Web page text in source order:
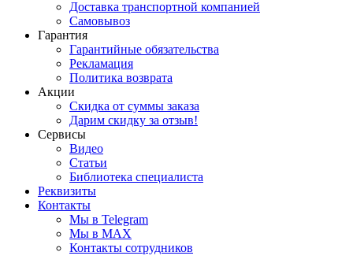
Доставка транспортной компанией
Самовывоз
Гарантия
Гарантийные обязательства
Рекламация
Политика возврата
Акции
Скидка от суммы заказа
Дарим скидку за отзыв!
Сервисы
Видео
Статьи
Библиотека специалиста
Реквизиты
Контакты
Мы в Telegram
Мы в MAX
Контакты сотрудников